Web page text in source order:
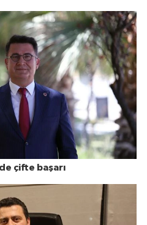
çifte başarı